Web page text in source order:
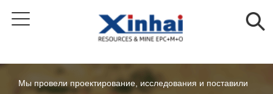
Мы провели проектирование, исследования и поставили